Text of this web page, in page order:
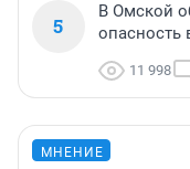
5
В Омской
опасность
11 998
МНЕНИЕ